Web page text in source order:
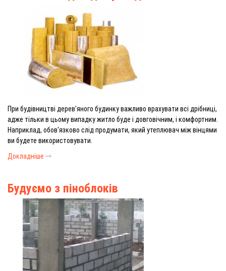
При будівництві дерев'яного будинку важливо врахувати всі дрібниці,
адже тільки в цьому випадку житло буде і довговічним, і комфортним.
Наприклад, обов'язково слід продумати, який утеплювач між вінцями
ви будете використовувати.
Докладніше
Будуємо з піноблоків